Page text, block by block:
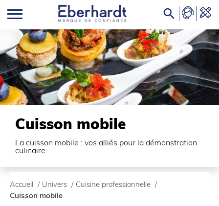

Cuisson mobile
La cuisson mobile : vos alliés pour la démonstration
culinaire
Accueil / Univers / Cuisine professionnelle /
Cuisson mobile